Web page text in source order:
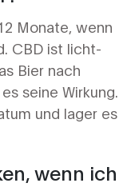
Monate, wenn
CBD ist licht-
Bier nach
seine Wirkung.
und lager es
wenn ich